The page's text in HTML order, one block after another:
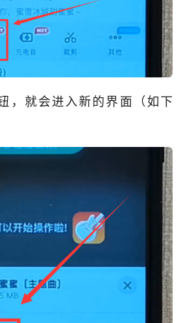
，就会进入新的界面（如下